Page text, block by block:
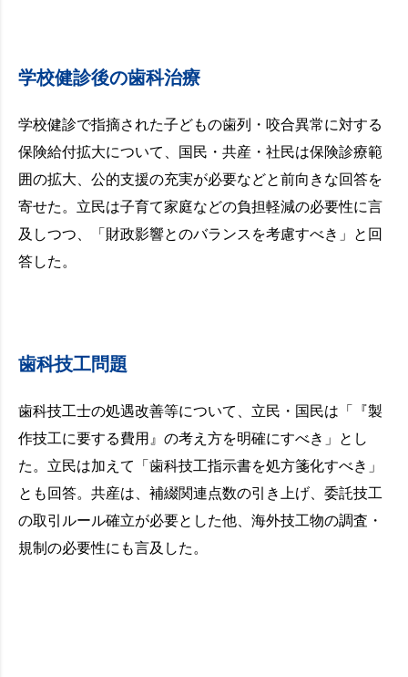
学校健診後の歯科治療
学校健診で指摘された子どもの歯列・咬合異常に対する
保険給付拡大について、国民・共産・社民は保険診療範
囲の拡大、公的支援の充実が必要などと前向きな回答を
寄せた。立民は子育て家庭などの負担軽減の必要性に言
及しつつ、「財政影響とのバランスを考慮すべき」と回
答した。
歯科技工問題
歯科技工士の処遇改善等について、立民・国民は「『製
作技工に要する費用』の考え方を明確にすべき」とし
た。立民は加えて「歯科技工指示書を処方箋化すべき」
とも回答。共産は、補綴関連点数の引き上げ、委託技工
の取引ルール確立が必要とした他、海外技工物の調査・
規制の必要性にも言及した。